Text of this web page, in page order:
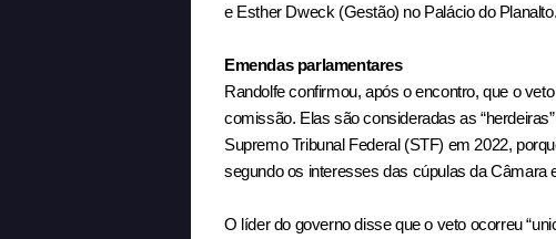
e Esther Dweck (Gestão) no Palácio do Planalto.
Emendas parlamentares
Randolfe confirmou, após o encontro, que o
comissão. Elas são consideradas as
Supremo Tribunal Federal (STF) em 2022,
segundo os interesses das cúpulas da Câmara
O líder do governo disse que o veto ocorreu